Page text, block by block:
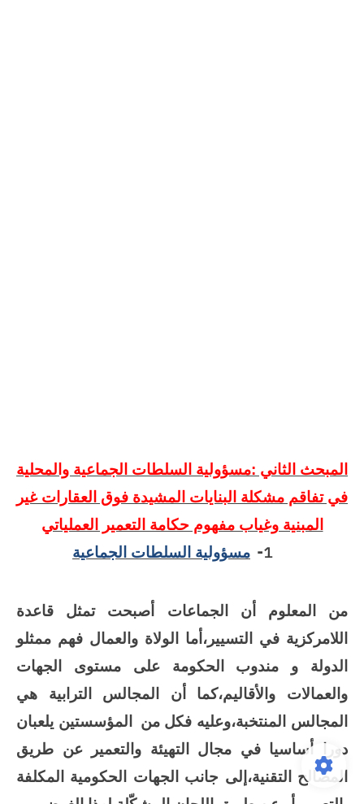
المبحث الثاني :مسؤولية السلطات الجماعية والمحلية
في تفاقم مشكلة البنايات المشيدة فوق العقارات غير
المبنية وغياب مفهوم حكامة التعمير العملياتي
1- مسؤولية السلطات الجماعية
من المعلوم أن الجماعات أصبحت
تمثل قاعدة
اللامركزية في التسيير،أما الولاة والعمال فهم ممثلو
الدولة و مندوب الحكومة على مستوى الجهات
والعمالات والأقاليم،كما أن المجالس الترابية هي
المجالس المنتخبة،وعليه فكل من
المؤسستين يلعبان
دورا أساسيا في مجال التهيئة والتعمير عن طريق
المصالح التقنية،إلى جانب الجهات الحكومية المكلفة